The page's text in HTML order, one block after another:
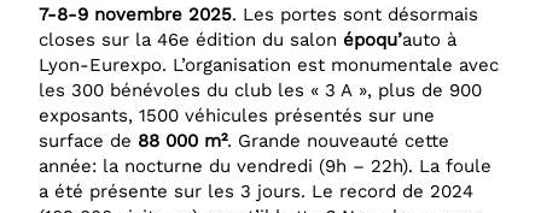
7-8-9 novembre 2025. Les portes sont désormais
closes sur la 46e édition du salon époqu’auto à
Lyon-Eurexpo. L’organisation est monumentale avec
les 300 bénévoles du club les « 3 A », plus de 900
exposants, 1500 véhicules présentés sur une
surface de 88 000 m². Grande nouveauté cette
année: la nocturne du vendredi (9h – 22h). La foule
a été présente sur les 3 jours. Le record de 2024